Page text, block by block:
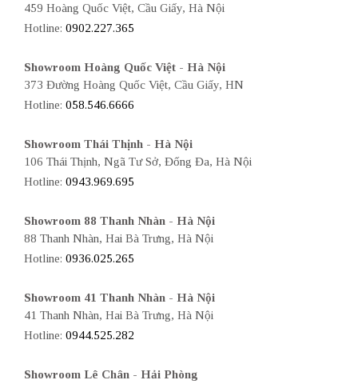
459 Hoàng Quốc Việt, Cầu Giấy, Hà Nội
Hotline: 0902.227.365
Showroom Hoàng Quốc Việt - Hà Nội
373 Đường Hoàng Quốc Việt, Cầu Giấy, HN
Hotline: 058.546.6666
Showroom Thái Thịnh - Hà Nội
106 Thái Thịnh, Ngã Tư Sở, Đống Đa, Hà Nội
Hotline: 0943.969.695
Showroom 88 Thanh Nhàn - Hà Nội
88 Thanh Nhàn, Hai Bà Trưng, Hà Nội
Hotline: 0936.025.265
Showroom 41 Thanh Nhàn - Hà Nội
41 Thanh Nhàn, Hai Bà Trưng, Hà Nội
Hotline: 0944.525.282
Showroom Lê Chân - Hải Phòng